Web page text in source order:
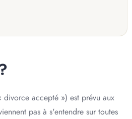
divorce accepté ») est prévu aux
pas à s'entendre sur toutes